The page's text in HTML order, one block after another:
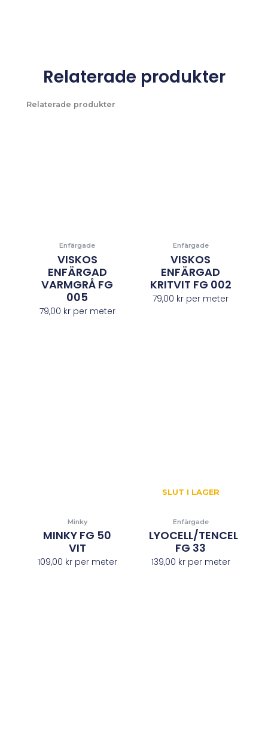
Relaterade produkter
Relaterade produkter
Enfärgade
VISKOS
ENFÄRGAD
VARMGRÅ FG
005
79,00 krper meter
Enfärgade
VISKOS
ENFÄRGAD
KRITVIT FG 002
79,00 kr per meter
Minky
MINKY FG 50
VIT
109,00 krper meter
SLUT I LAGER
Enfärgade
LYOCELL/TENCEL
FG 33
139,00 krper meter